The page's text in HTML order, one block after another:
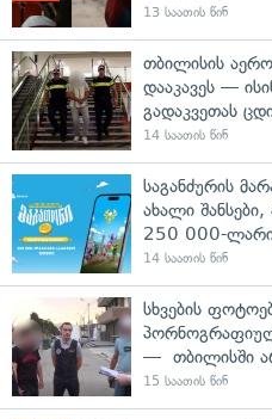
13 საათის წინ
თბილისის
დააკავეს —
გადაკვეთას
14 საათის წინ
საგანძურის
ახალი
250 000-
14 საათის წინ
სხვების
— თბილისში
15 საათის წინ